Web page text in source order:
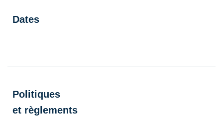
Dates
Politiques
et règlements